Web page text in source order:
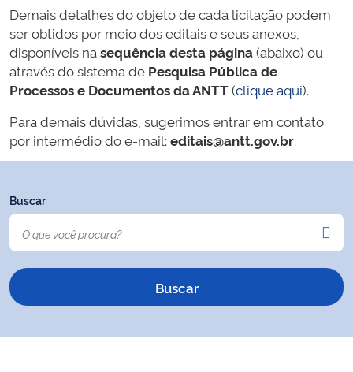
Demais detalhes do objeto de cada licitação podem
ser obtidos por meio dos editais e seus anexos,
disponíveis nasequência desta página(abaixo) ou
através do sistema de Pesquisa Pública de
Processos e Documentos da ANTT(clique aqui).
Para demais dúvidas, sugerimos entrar em contato
por intermédio do e-mail: editais@antt.gov.br.
Buscar